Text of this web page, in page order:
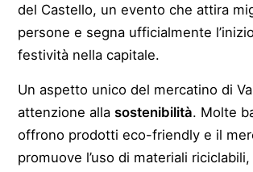
del Castello, un evento che attira
persone e segna ufficialmente
festività nella capitale.
Un aspetto unico del mercatino di
attenzione allasostenibilità. Molte
offrono prodotti eco-friendly e il
promuove l’uso di materiali